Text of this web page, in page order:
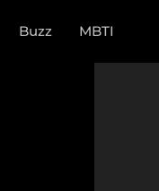
Buzz MBTI